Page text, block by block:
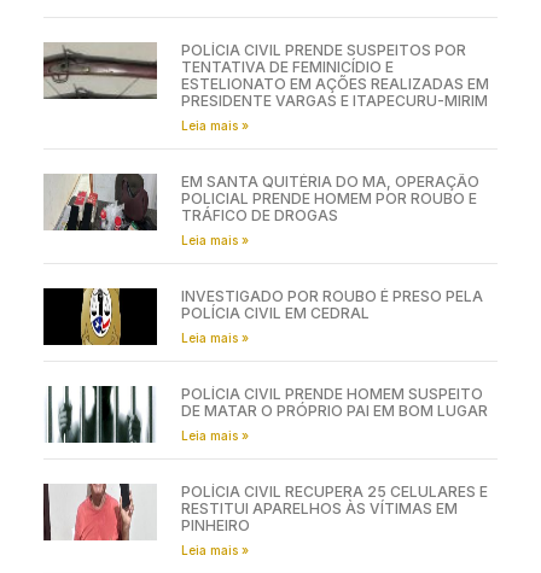
POLÍCIA CIVIL PRENDE SUSPEITOS POR
TENTATIVA DE FEMINICÍDIO E
ESTELIONATO EM AÇÕES REALIZADAS EM
PRESIDENTE VARGAS E ITAPECURU-MIRIM
Leia mais »
EM SANTA QUITÉRIA DO MA, OPERAÇÃO
POLICIAL PRENDE HOMEM POR ROUBO E
TRÁFICO DE DROGAS
Leia mais »
INVESTIGADO POR ROUBO É PRESO PELA
POLÍCIA CIVIL EM CEDRAL
Leia mais »
POLÍCIA CIVIL PRENDE HOMEM SUSPEITO
DE MATAR O PRÓPRIO PAI EM BOM LUGAR
Leia mais »
POLÍCIA CIVIL RECUPERA 25 CELULARES E
RESTITUI APARELHOS ÀS VÍTIMAS EM
PINHEIRO
Leia mais »